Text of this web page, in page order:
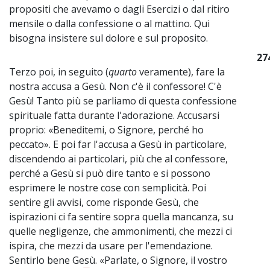
propositi che avevamo o dagli Esercizi o dal ritiro
mensile o dalla confessione o al mattino. Qui
bisogna insistere sul dolore e sul proposito.
Terzo poi, in seguito (quartoveramente), fare la
nostra accusa a Gesù. Non c'è il confessore! C'è
Gesù! Tanto più se parliamo di questa confessione
spirituale fatta durante l'adorazione. Accusarsi
proprio: «Beneditemi, o Signore, perché ho
peccato». E poi far l'accusa a Gesù in particolare,
discendendo ai particolari, più che al confessore,
perché a Gesù si può dire tanto e si possono
esprimere le nostre cose con semplicità. Poi
sentire gli avvisi, come risponde Gesù, che
ispirazioni ci fa sentire sopra quella mancanza, su
quelle negligenze, che ammonimenti, che mezzi ci
ispira, che mezzi da usare per l'emendazione.
Sentirlo bene Gesù. «Parlate, o Signore, il vostro